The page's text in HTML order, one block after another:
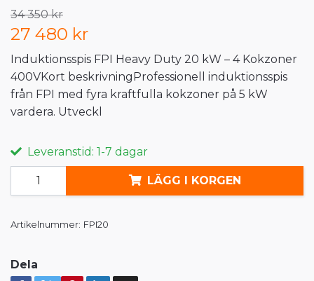
34 350 kr
27 480 kr
Induktionsspis FPI Heavy Duty 20 kW – 4 Kokzoner
400VKort beskrivningProfessionell induktionsspis
från FPI med fyra kraftfulla kokzoner på 5 kW
vardera. Utveckl
Leveranstid: 1-7 dagar
LÄGG I KORGEN
Artikelnummer: FPI20
Dela